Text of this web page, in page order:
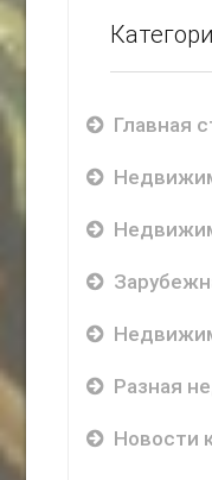
Главная
Разная
Новости